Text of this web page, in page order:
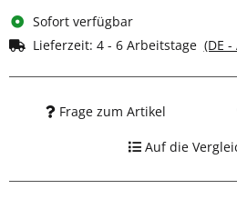
Sofort verfügbar
Lieferzeit: 4 - 6 Arbeitstage (DE
Frage zum Artikel
Auf die